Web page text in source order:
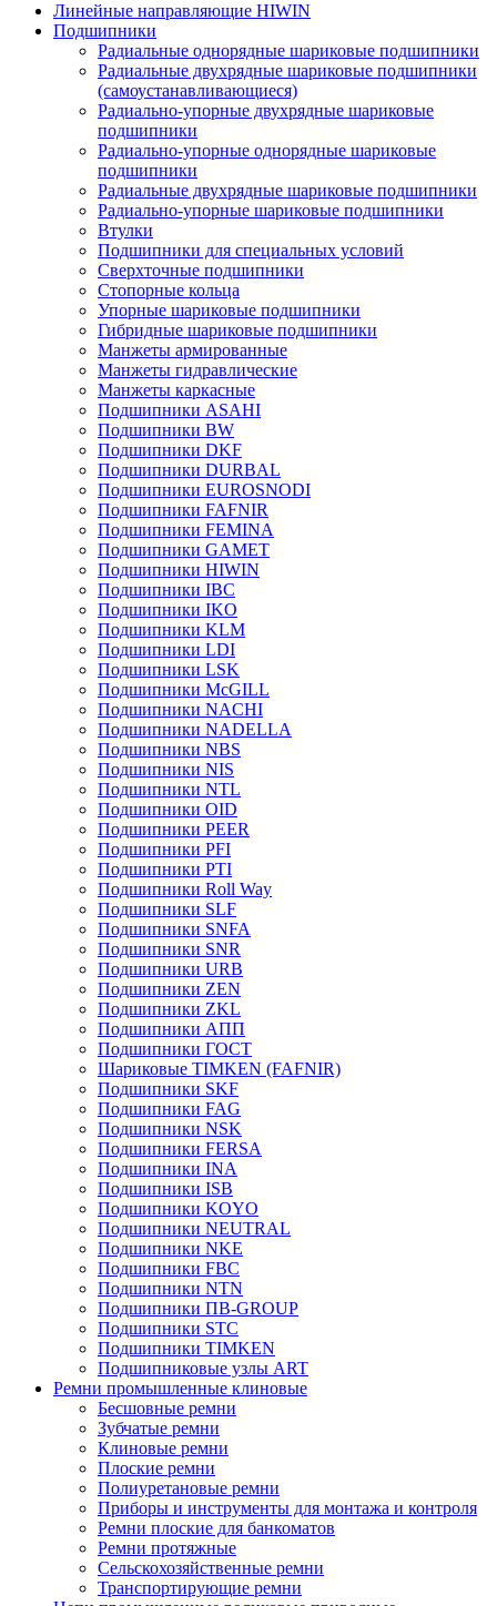
Линейные направляющие HIWIN
Подшипники
Радиальные однорядные шариковые подшипники
Радиальные двухрядные шариковые подшипники
(самоустанавливающиеся)
Радиально-упорные двухрядные шариковые
подшипники
Радиально-упорные однорядные шариковые
подшипники
Радиальные двухрядные шариковые подшипники
Радиально-упорные шариковые подшипники
Втулки
Подшипники для специальных условий
Сверхточные подшипники
Стопорные кольца
Упорные шариковые подшипники
Гибридные шариковые подшипники
Манжеты армированные
Манжеты гидравлические
Манжеты каркасные
Подшипники ASAHI
Подшипники BW
Подшипники DKF
Подшипники DURBAL
Подшипники EUROSNODI
Подшипники FAFNIR
Подшипники FEMINA
Подшипники GAMET
Подшипники HIWIN
Подшипники IBC
Подшипники IKO
Подшипники KLM
Подшипники LDI
Подшипники LSK
Подшипники McGILL
Подшипники NACHI
Подшипники NADELLA
Подшипники NBS
Подшипники NIS
Подшипники NTL
Подшипники OID
Подшипники PEER
Подшипники PFI
Подшипники PTI
Подшипники Roll Way
Подшипники SLF
Подшипники SNFA
Подшипники SNR
Подшипники URB
Подшипники ZEN
Подшипники ZKL
Подшипники АПП
Подшипники ГОСТ
Шариковые ТІMKEN (FAFNIR)
Подшипники SKF
Подшипники FAG
Подшипники NSK
Подшипники FERSA
Подшипники INA
Подшипники ISB
Подшипники KOYO
Подшипники NEUTRAL
Подшипники NKE
Подшипники FBC
Подшипники NTN
Подшипники ПВ-GROUP
Подшипники STC
Подшипники TIMKEN
Подшипниковые узлы ART
Ремни промышленные клиновые
Бесшовные ремни
Зубчатые ремни
Клиновые ремни
Плоские ремни
Полиуретановые ремни
Приборы и инструменты для монтажа и контроля
Ремни плоские для банкоматов
Ремни протяжные
Сельскохозяйственные ремни
Транспортирующие ремни